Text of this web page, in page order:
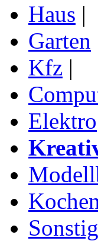
Haus |
Garten
Kfz |
Elektro
Kochen